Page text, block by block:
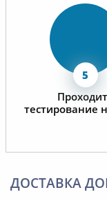
тестирование
ДОСТАВКА